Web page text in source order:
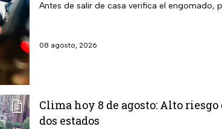
Antes de salir de casa verifica el engomado,
08 agosto, 2026
Clima hoy 8 de agosto: Alto
dos estados